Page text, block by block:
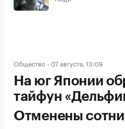
Общество 07 августа, 13:09
На юг Японии
тайфун
Отменены